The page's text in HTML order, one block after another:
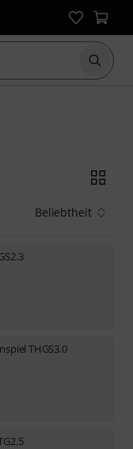
Suche
Beliebtheit
THGS3.0